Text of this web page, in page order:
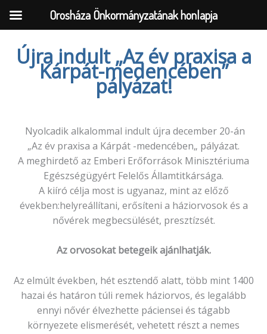
Újra indult „Az év praxisa a
Kárpát-medencében”
pályázat!
Nyolcadik alkalommal indult újra december 20-án
„Az év praxisa a Kárpát -medencében„ pályázat.
A meghirdető az Emberi Erőforrások Minisztériuma
Egészségügyért Felelős Államtitkársága.
A kiíró célja most is ugyanaz, mint az előző
években:helyreállítani, erősíteni a háziorvosok és a
nővérek megbecsülését, presztízsét.
Az orvosokat betegeik ajánlhatják.
Az elmúlt években, hét esztendő alatt, több mint 1400
hazai és határon túli remek háziorvos, és legalább
ennyi nővér élvezhette páciensei és tágabb
környezete elismerését, vehetett részt a nemes
Orosháza Önkormányzatának honlapja